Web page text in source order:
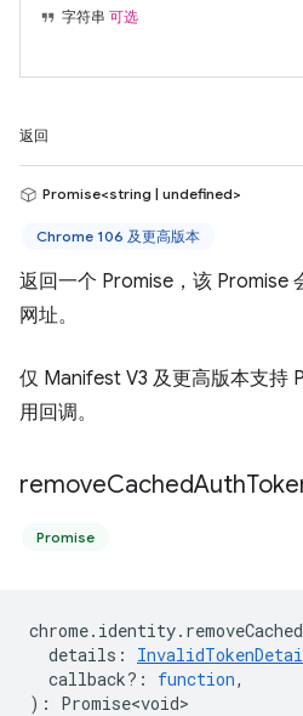
字符串 可选
返回
Promise<string | undefined>
Chrome 106 及更高版本
返回一个 Promise，该 Promise
网址。
仅 Manifest V3 及更高版本支持
用回调。
removeCachedAuth
Promise
chrome. identity.
details :
callback? : function,
) : Promise<void>